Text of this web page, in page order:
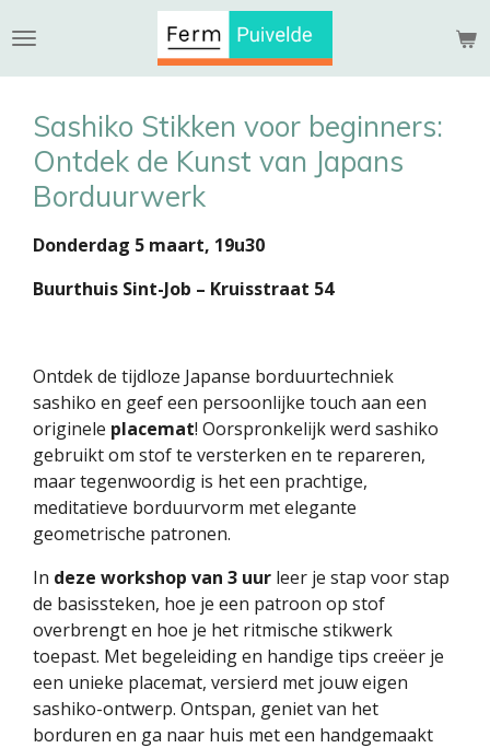
direct
naar
hoofdinhoud
Sashiko Stikken voor beginners:
Ontdek de Kunst van Japans
Borduurwerk
Donderdag 5 maart, 19u30
Buurthuis Sint-Job – Kruisstraat 54
Ontdek de tijdloze Japanse borduurtechniek
sashiko en geef een persoonlijke touch aan een
originele placemat! Oorspronkelijk werd sashiko
gebruikt om stof te versterken en te repareren,
maar tegenwoordig is het een prachtige,
meditatieve borduurvorm met elegante
geometrische patronen.
In deze workshop van 3 uur leer je stap voor stap
de basissteken, hoe je een patroon op stof
overbrengt en hoe je het ritmische stikwerk
toepast. Met begeleiding en handige tips creëer je
een unieke placemat, versierd met jouw eigen
sashiko-ontwerp. Ontspan, geniet van het
borduren en ga naar huis met een handgemaakt